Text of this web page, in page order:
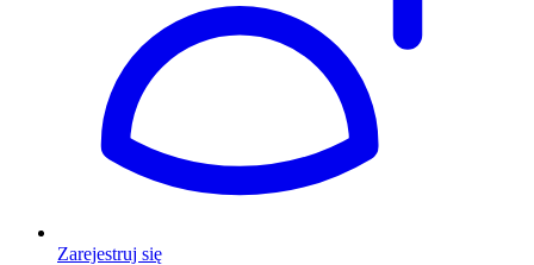
Zarejestruj się